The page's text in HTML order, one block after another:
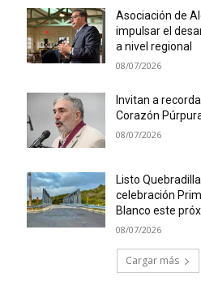
Asociación de
impulsar el
a nivel regional
08/07/2026
Invitan a
Corazón
08/07/2026
Listo
celebración
Blanco este
08/07/2026
Cargar más